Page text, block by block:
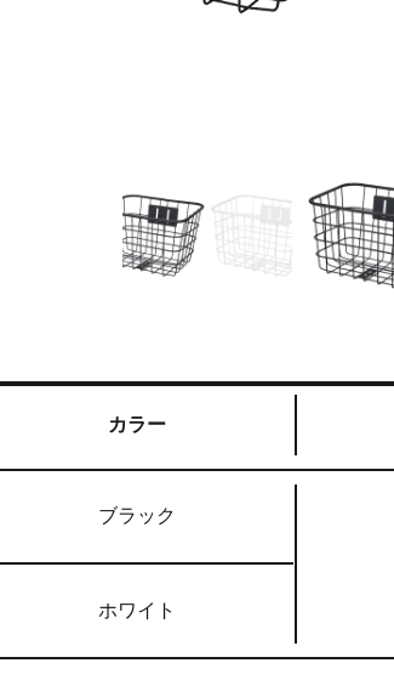
カラー
ブラック
ホワイト